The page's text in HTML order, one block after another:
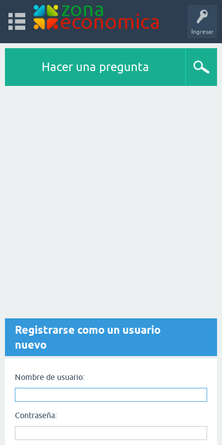
Ingresar
Hacer una pregunta
Registrarse como un usuario
nuevo
Nombre de usuario:
Contraseña: